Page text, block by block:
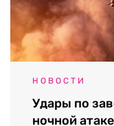
НОВОСТИ
Удары по
ночной